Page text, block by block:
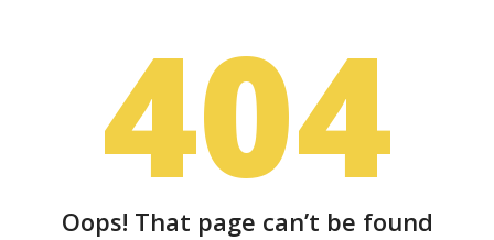
404
Oops! That page can’t be found